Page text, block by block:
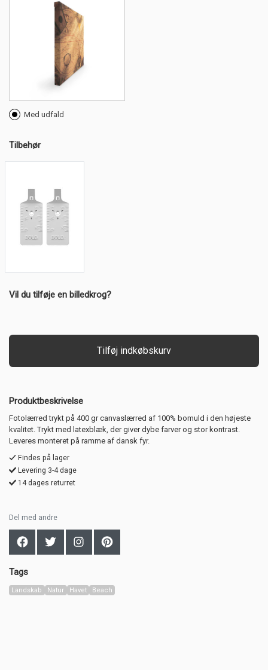
Med udfald
Tilbehør
Vil du tilføje en billedkrog?
Tilføj indkøbskurv
Produktbeskrivelse
Fotolærred trykt på 400 gr canvaslærred af 100% bomuld i den højeste
kvalitet. Trykt med latexblæk, der giver dybe farver og stor kontrast.
Leveres monteret på ramme af dansk fyr.
Findes på lager
Levering 3-4 dage
14 dages returret
Del med andre
Tags
Landskab Natur Havet Beach